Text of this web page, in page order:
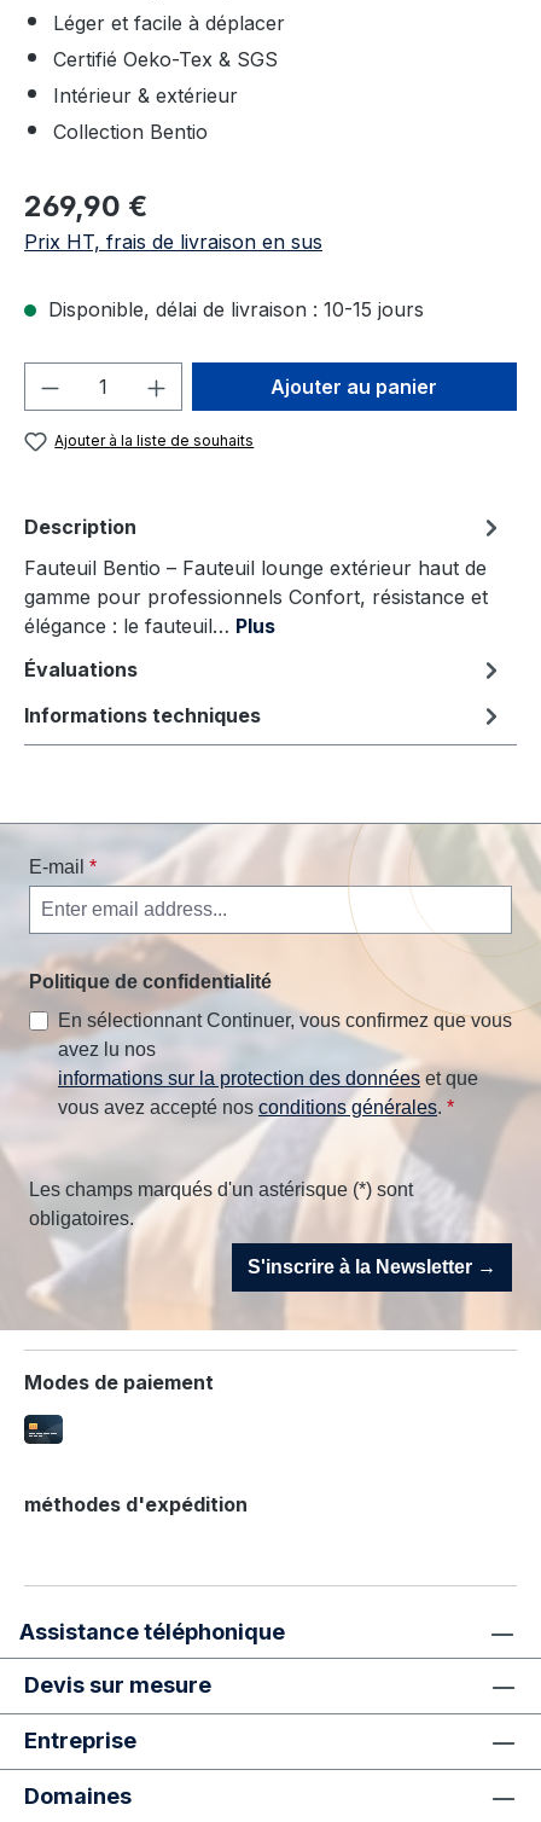
Léger et facile à déplacer
Certifié Oeko-Tex & SGS
Intérieur & extérieur
Collection Bentio
Prix régulier :
269,90 €
Prix HT, frais de livraison en sus
Disponible, délai de livraison : 10-15 jours
Quantité de produit : Entrez la
Ajouter au panier
Ajouter à la liste de souhaits
Description
Fauteuil Bentio – Fauteuil lounge extérieur haut de
gamme pour professionnels Confort, résistance et
élégance : le fauteuil… Plus
Évaluations
Informations techniques
E-mail *
Politique de confidentialité
En sélectionnant Continuer, vous confirmez que vous
avez lu nos
informations sur la protection des données et que
vous avez accepté nos conditions générales. *
Les champs marqués d'un astérisque (*) sont
obligatoires.
S'inscrire à la Newsletter →
Modes de paiement
méthodes d'expédition
Assistance téléphonique
Devis sur mesure
Entreprise
Domaines